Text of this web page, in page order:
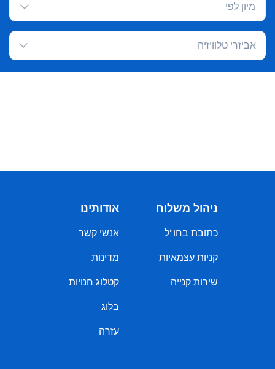
מיון לפי
אביזרי טלוויזיה
ניהול משלוח
כתובת בחו"ל
קניות עצמאיות
שירות קנייה
אודותינו
אנשי קשר
מדינות
קטלוג חנויות
בלוג
עזרה